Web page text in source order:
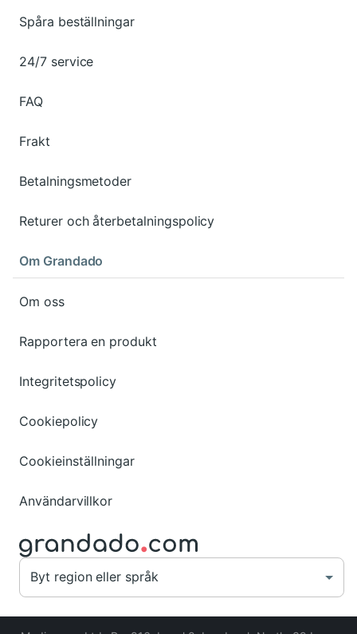
Spåra beställningar
24/7 service
FAQ
Frakt
Betalningsmetoder
Returer och återbetalningspolicy
Om Grandado
Om oss
Rapportera en produkt
Integritetspolicy
Cookiepolicy
Cookieinställningar
Användarvillkor
Byt region eller språk